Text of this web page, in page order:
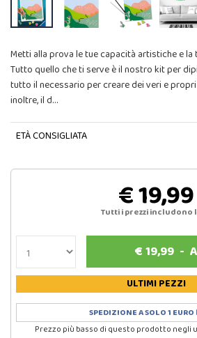
Metti alla prova le tue capacità artistiche e
Tutto quello che ti serve è il nostro kit per
tutto il necessario per creare dei veri e
inoltre, il d…
ETÀ CONSIGLIATA
€ 19,99
Tutti i prezzi includono
€19,99-
ULTIMI PEZZI
SPEDIZIONE A SOLO 1 EURO
Prezzo più basso di questo prodotto negli